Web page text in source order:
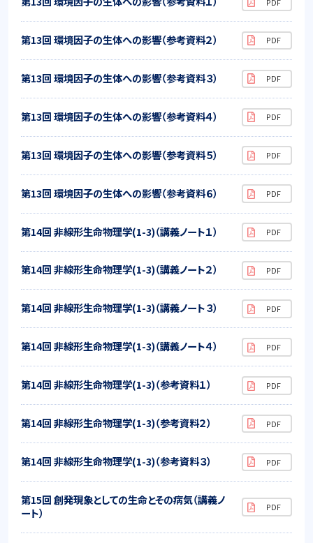
第13回 環境因子の生体への影響（参考資料２）
第13回 環境因子の生体への影響（参考資料３）
第13回 環境因子の生体への影響（参考資料４）
第13回 環境因子の生体への影響（参考資料５）
第13回 環境因子の生体への影響（参考資料６）
第14回 非線形生命物理学(1-3)（講義ノート１）
第14回 非線形生命物理学(1-3)（講義ノート２）
第14回 非線形生命物理学(1-3)（講義ノート３）
第14回 非線形生命物理学(1-3)（講義ノート４）
第14回 非線形生命物理学(1-3)（参考資料１）
第14回 非線形生命物理学(1-3)（参考資料２）
第14回 非線形生命物理学(1-3)（参考資料３）
第15回 創発現象としての生命とその病気（講義ノ
ート）